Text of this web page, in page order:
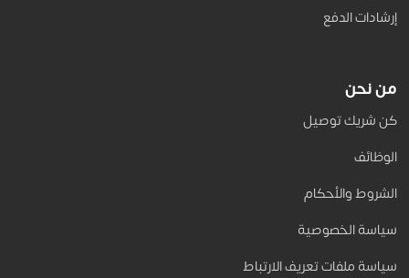
إرشادات الدفع
من نحن
كن شريك توصيل
الوظائف
الشروط والأحكام
سياسة الخصوصية
سياسة ملفات تعريف الارتباط